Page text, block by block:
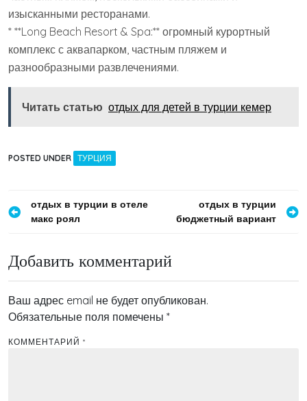
изысканными ресторанами.
* **Long Beach Resort & Spa:** огромный курортный
комплекс с аквапарком, частным пляжем и
разнообразными развлечениями.
Читать статью отдых для детей в турции кемер
POSTED UNDER ТУРЦИЯ
Навигация
отдых в турции в отеле
макс роял
отдых в турции
бюджетный вариант
Добавить комментарий
Ваш адрес email не будет опубликован.
Обязательные поля помечены *
КОММЕНТАРИЙ *